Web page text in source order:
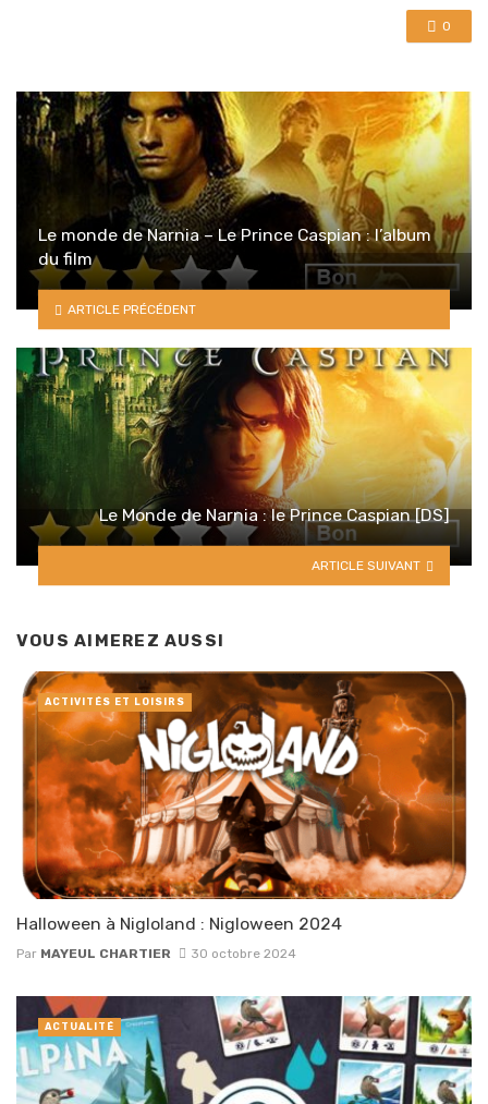
0
Le monde de Narnia – Le Prince Caspian : l’album
du film
ARTICLE PRÉCÉDENT
Le Monde de Narnia : le Prince Caspian [DS]
ARTICLE SUIVANT
VOUS AIMEREZ AUSSI
Halloween à Nigloland : Nigloween 2024
Par MAYEUL CHARTIER 30 octobre 2024
ACTIVITÉS ET LOISIRS
ACTUALITÉ